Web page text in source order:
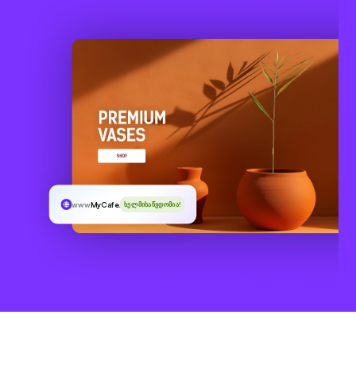
wwwMyCafe.ukხელმისაწვდომია!